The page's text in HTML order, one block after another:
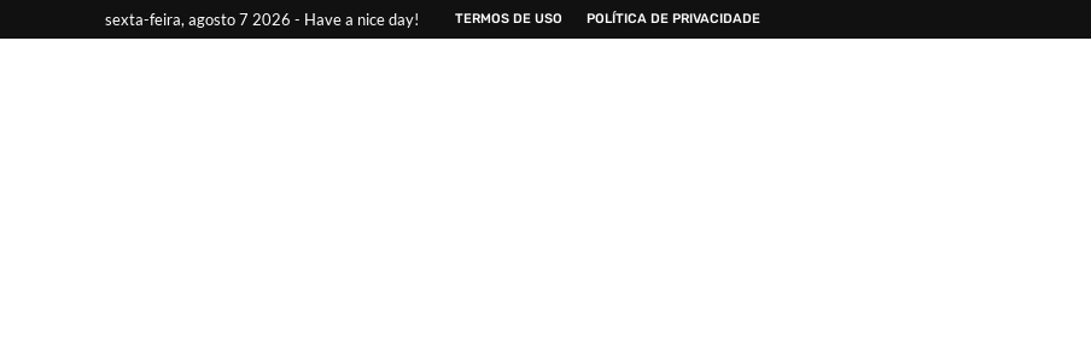
sexta-feira, agosto 7 2026 - Have a nice day! TERMOS DE USO POLÍTICA DE PRIVACIDADE